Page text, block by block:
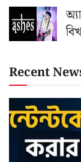
Recent